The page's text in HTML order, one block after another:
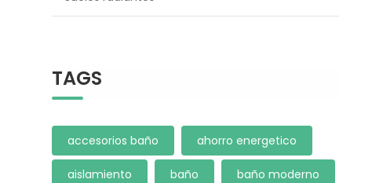
TAGS
accesorios baño ahorro energetico
aislamiento baño baño moderno